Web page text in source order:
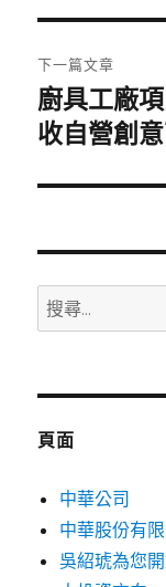
覽
文
章:
下一篇文章
下
一
文
廚具工廠
收自營創
搜
尋
鍵
頁面
中華公司
中華股份有
吳紹琥為您